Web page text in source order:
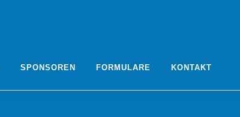
SPONSOREN FORMULARE KONTAKT